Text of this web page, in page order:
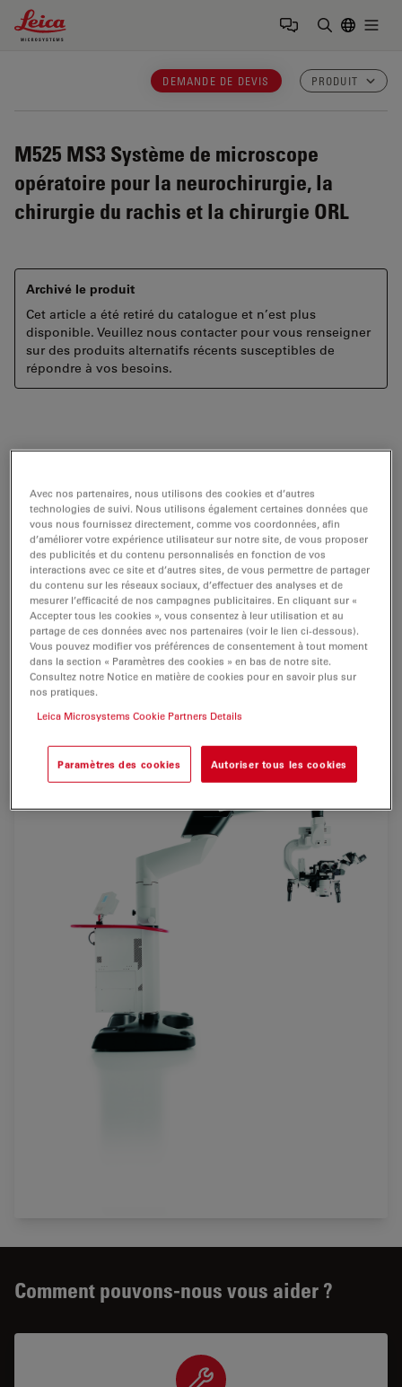
Leica Microsystems Logo
DEMANDE DE DEVIS PRODUIT
M525 MS3 Système de microscope
opératoire pour la neurochirurgie, la
chirurgie du rachis et la chirurgie ORL
Archivé le produit
Cet article a été retiré du catalogue et n’est plus
disponible. Veuillez nous contacter pour vous renseigner
sur des produits alternatifs récents susceptibles de
répondre à vos besoins.
Le Leica M525 MS3 associe de façon innovante un
M525 APO OptiChrome™de première qualité de Leica
Microsystems.
Facile à déplacer, le statif Leica MS3 possède six freins
électromagnétiques assurant des mouvements légers,
et en douceurdans tous les axes.
Ces mêmes fonctionnalités existent dans les
microscopes opératoires perfectionnés et de première
qualité, si bien que le Leica M525 MS3 offre au
chirurgien une
qualité.
Comment pouvons-nous vous aider ?
Avec nos partenaires, nous utilisons des cookies et d’autres
technologies de suivi. Nous utilisons également certaines données que
vous nous fournissez directement, comme vos coordonnées, afin
d’améliorer votre expérience utilisateur sur notre site, de vous proposer
des publicités et du contenu personnalisés en fonction de vos
interactions avec ce site et d’autres sites, de vous permettre de partager
du contenu sur les réseaux sociaux, d’effectuer des analyses et de
mesurer l’efficacité de nos campagnes publicitaires. En cliquant sur «
Accepter tous les cookies », vous consentez à leur utilisation et au
partage de ces données avec nos partenaires (voir le lien ci-dessous).
Vous pouvez modifier vos préférences de consentement à tout moment
dans la section « Paramètres des cookies » en bas de notre site.
Consultez notre Notice en matière de cookies pour en savoir plus sur
nos pratiques.
Leica Microsystems Cookie Partners Details
Paramètres des cookies Autoriser tous les cookies